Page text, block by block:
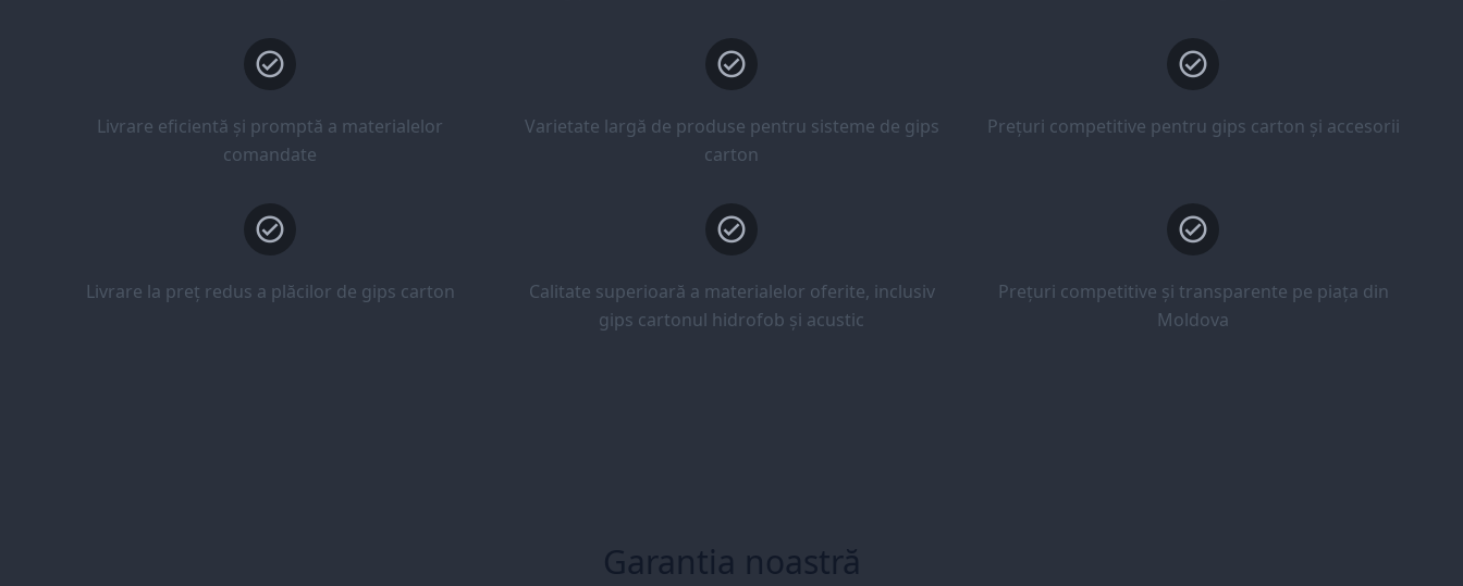
Livrare eficientă și promptă a materialelor
comandate
Varietate largă de produse pentru sisteme de gips
carton
Prețuri competitive pentru gips carton și accesorii
Livrare la preț redus a plăcilor de gips carton
Calitate superioară a materialelor oferite, inclusiv
gips cartonul hidrofob și acustic
Prețuri competitive și transparente pe piața din
Moldova
Garantia noastră